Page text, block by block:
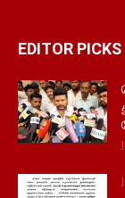
EDITOR PICKS